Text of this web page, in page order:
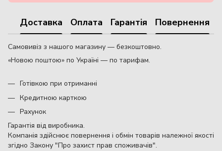
Доставка Оплата Гарантія Повернення
Самовивіз з нашого магазину — безкоштовно.
«Новою поштою» по Україні — по тарифам.
Готівкою при отриманні
Кредитною карткою
Рахунок
Гарантія від виробника.
Компанія здійснює повернення і обмін товарів належної якості
згідно Закону "Про захист прав споживачів".